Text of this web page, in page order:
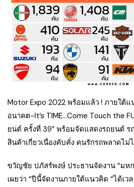
Motor Expo 2022 พร้อมแล้ว ! ภายใต้แ
อนาคต-It’s TIME…Come Touch the
ยนต์ ครั้งที่ 39” พร้อมจัดแสดงรถยนต์
สินค้าเกี่ยวเนื่องคับคั่ง คนรักรถพลาดไม่
ขวัญชัย ปภัสร์พงษ์ ประธานจัดงาน “มห
เผยว่า “ปีนี้จัดงานภายใต้แนวคิด “ได้เว